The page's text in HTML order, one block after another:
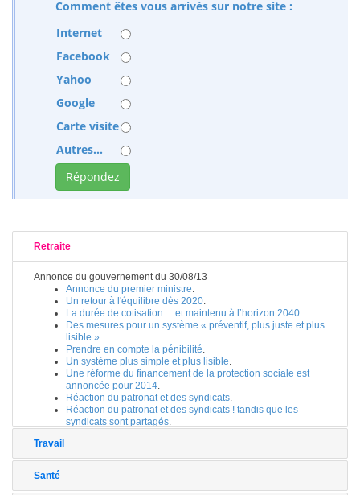
Comment êtes vous arrivés sur notre site :
Internet
Facebook
Yahoo
Google
Carte visite
Autres...
Retraite
Annonce du gouvernement du 30/08/13
Annonce du premier ministre.
Un retour à l'équilibre dès 2020.
La durée de cotisation… et maintenu à l’horizon 2040.
Des mesures pour un système « préventif, plus juste et plus
lisible ».
Prendre en compte la pénibilité.
Un système plus simple et plus lisible.
Une réforme du financement de la protection sociale est
annoncée pour 2014.
Réaction du patronat et des syndicats.
Réaction du patronat et des syndicats ! tandis que les
syndicats sont partagés.
Travail
Santé